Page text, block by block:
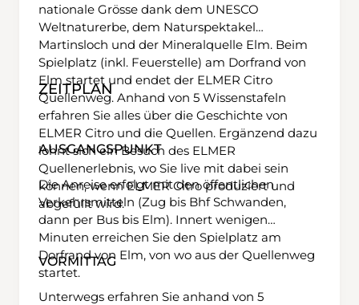
nationale Grösse dank dem UNESCO
Weltnaturerbe, dem Naturspektakel
Martinsloch und der Mineralquelle Elm. Beim
Spielplatz (inkl. Feuerstelle) am Dorfrand von
Elm startet und endet der ELMER Citro
Quellenweg. Anhand von 5 Wissenstafeln
erfahren Sie alles über die Geschichte von
ELMER Citro und die Quellen. Ergänzend dazu
lohnt sich ein Besuch des ELMER
Quellenerlebnis, wo Sie live mit dabei sein
können, wenn ELMER Citro produziert und
abgefüllt wird.
ZEITPLAN
AUSGANGSPUNKT
Die Anreise erfolgt mit den öffentlichen
Verkehrsmitteln (Zug bis Bhf Schwanden,
dann per Bus bis Elm). Innert wenigen
Minuten erreichen Sie den Spielplatz am
Dorfrand von Elm, von wo aus der Quellenweg
startet.
VORMITTAG
Unterwegs erfahren Sie anhand von 5